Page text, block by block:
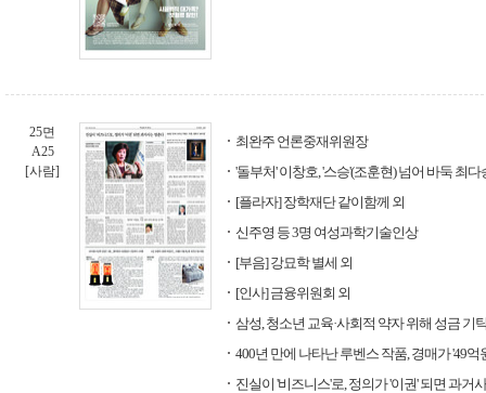
25면
A25
[사람]
최완주 언론중재위원장
'돌부처' 이창호, '스승'(조훈현) 넘어 바둑 최다
[플라자] 장학재단 같이함께 외
신주영 등 3명 여성과학기술인상
[부음] 강묘학 별세 외
[인사] 금융위원회 외
삼성, 청소년 교육·사회적 약자 위해 성금 기
400년 만에 나타난 루벤스 작품, 경매가 '49억
진실이 '비즈니스'로, 정의가 '이권' 되면 과거